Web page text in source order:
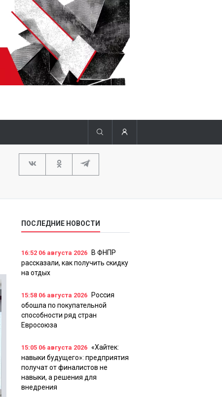
ПОСЛЕДНИЕ НОВОСТИ
16:52 06 августа 2026
В ФНПР
рассказали, как получить скидку
на отдых
15:58 06 августа 2026
Россия
обошла по покупательной
способности ряд стран
Евросоюза
15:05 06 августа 2026 «Хайтек:
навыки будущего»: предприятия
получат от финалистов не
навыки, а решения для
внедрения